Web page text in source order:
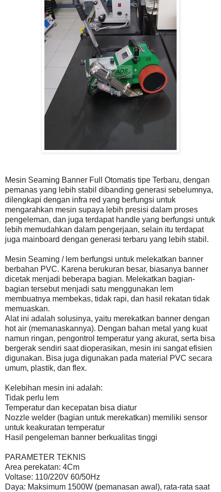
Mesin Seaming Banner Full Otomatis tipe Terbaru, dengan
pemanas yang lebih stabil dibanding generasi sebelumnya,
dilengkapi dengan infra red yang berfungsi untuk
mengarahkan mesin supaya lebih presisi dalam proses
pengeleman, dan juga terdapat handle yang berfungsi untuk
lebih memudahkan dalam pengerjaan, selain itu terdapat
juga mainboard dengan generasi terbaru yang lebih stabil.
Mesin Seaming / lem berfungsi untuk melekatkan banner
berbahan PVC. Karena berukuran besar, biasanya banner
dicetak menjadi beberapa bagian. Melekatkan bagian-
bagian tersebut menjadi satu menggunakan lem
membuatnya membekas, tidak rapi, dan hasil rekatan tidak
memuaskan.
Alat ini adalah solusinya, yaitu merekatkan banner dengan
hot air (memanaskannya). Dengan bahan metal yang kuat
namun ringan, pengontrol temperatur yang akurat, serta bisa
bergerak sendiri saat dioperasikan, mesin ini sangat efisien
digunakan. Bisa juga digunakan pada material PVC secara
umum, plastik, dan flex.
Kelebihan mesin ini adalah:
Tidak perlu lem
Temperatur dan kecepatan bisa diatur
Nozzle welder (bagian untuk merekatkan) memiliki sensor
untuk keakuratan temperatur
Hasil pengeleman banner berkualitas tinggi
PARAMETER TEKNIS
Area perekatan: 4Cm
Voltase: 110/220V 60/50Hz
Daya: Maksimum 1500W (pemanasan awal), rata-rata saat